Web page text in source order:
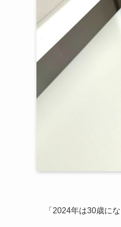
「2024年は30歳に